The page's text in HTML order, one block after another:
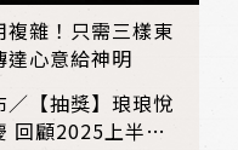
複雜！只需三樣東
達心意給神明
／【抽獎】琅琅悅
回顧2025上半年